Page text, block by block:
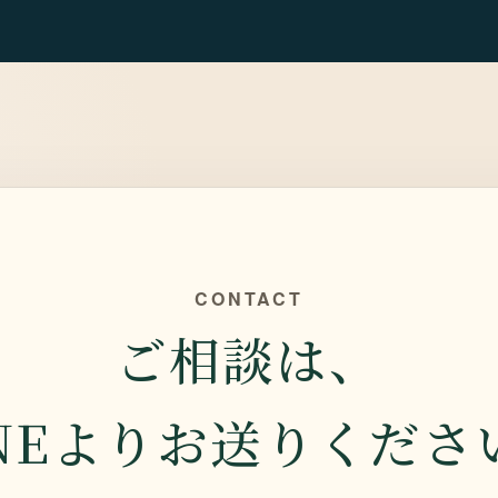
CONTACT
ご相談は、
よりお送りくださ